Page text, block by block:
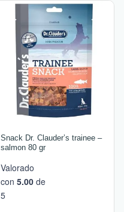
Snack Dr. Clauder’s trainee –
salmon 80 gr
Valorado
con 5.00 de
5